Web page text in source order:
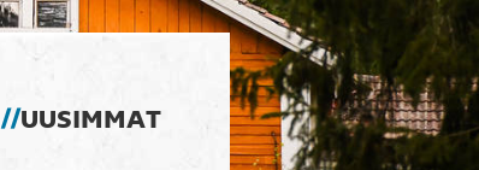
UUSIMMAT